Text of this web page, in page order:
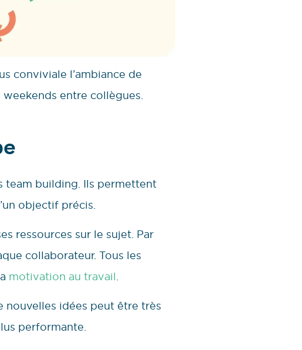
conviviale l’ambiance de
entre collègues.
team building. Ils permettent
objectif précis.
ressources sur le sujet. Par
collaborateur. Tous les
motivation au travail.
nouvelles idées peut être très
performante.